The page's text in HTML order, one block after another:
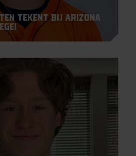
tekent bij Arizona